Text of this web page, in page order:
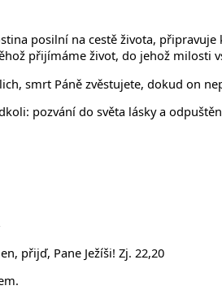
posilní na cestě života,
přijímáme život, do jehož milosti
smrt Páně zvěstujete, dokud on
pozvání do světa lásky a
přijď, Pane Ježíši! Zj. 22,20